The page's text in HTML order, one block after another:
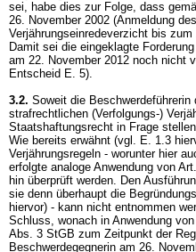
sei, habe dies zur Folge, dass
26. November 2002 (Anmeldung
Verjährungseinredeverzicht bis
Damit sei die eingeklagte
am 22. November 2012 noch nicht
Entscheid E. 5).
3.2. Soweit die Beschwerdeführerin
strafrechtlichen (Verfolgungs-)
Staatshaftungsrecht in Frage
Wie bereits erwähnt (vgl. E. 1.3
Verjährungsregeln - worunter hier
erfolgte analoge Anwendung von
hin überprüft werden. Den
sie denn überhaupt die
hiervor) - kann nicht entnommen
Schluss, wonach in Anwendung von
Abs. 3 StGB zum Zeitpunkt der
Beschwerdegegnerin am 26.